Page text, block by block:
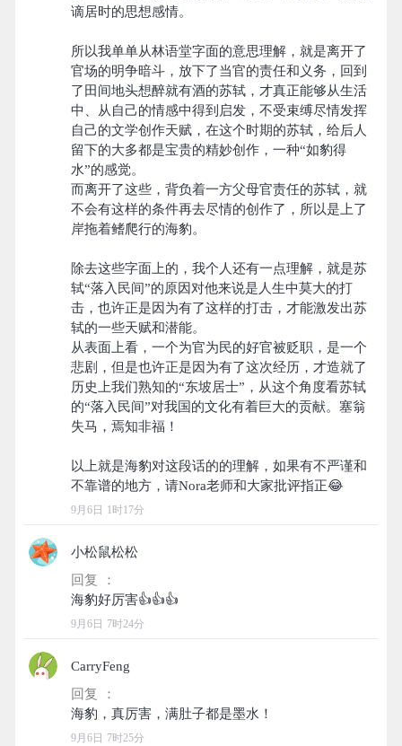
谪居时的思想感情。
所以我单单从林语堂字面的意思理解，就是离开了
官场的明争暗斗，放下了当官的责任和义务，回到
了田间地头想醉就有酒的苏轼，才真正能够从生活
中、从自己的情感中得到启发，不受束缚尽情发挥
自己的文学创作天赋，在这个时期的苏轼，给后人
留下的大多都是宝贵的精妙创作，一种“如豹得
水”的感觉。
而离开了这些，背负着一方父母官责任的苏轼，就
不会有这样的条件再去尽情的创作了，所以是上了
岸拖着鳍爬行的海豹。
除去这些字面上的，我个人还有一点理解，就是苏
轼“落入民间”的原因对他来说是人生中莫大的打
击，也许正是因为有了这样的打击，才能激发出苏
轼的一些天赋和潜能。
从表面上看，一个为官为民的好官被贬职，是一个
悲剧，但是也许正是因为有了这次经历，才造就了
历史上我们熟知的“东坡居士”，从这个角度看苏轼
的“落入民间”对我国的文化有着巨大的贡献。塞翁
失马，焉知非福！
以上就是海豹对这段话的的理解，如果有不严谨和
9月6日 1时17分
小松鼠松松
回复 ：
9月6日 7时24分
CarryFeng
回复 ：
9月6日 7时25分